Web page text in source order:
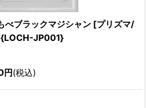
べブラックマジシャン [プリズマ/
{LOCH-JP001}
円(税込)